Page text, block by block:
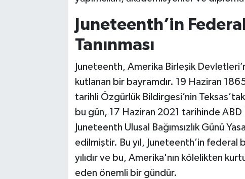
Juneteenth’in
Tanınması
Juneteenth, Amerika Birleşik
kutlanan bir bayramdır. 19 Haziran
tarihli Özgürlük Bildirgesi’nin
bu gün, 17 Haziran 2021 tarihinde ABD
Juneteenth Ulusal Bağımsızlık Günü
edilmiştir. Bu yıl, Juneteenth’in federal
yılıdır ve bu, Amerika'nın kölelikten
eden önemli bir gündür.